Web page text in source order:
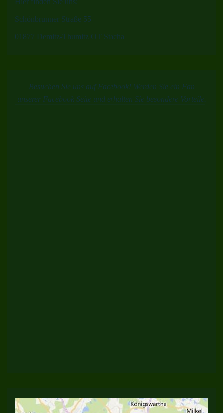
Schönbrunner Straße 55
01877 Demitz-Thumitz OT Stacha
Besuchen Sie uns auf Facebook! Werden Sie ein Fan
unserer Facebook Seite und erhalten Sie besondere Vorteile.